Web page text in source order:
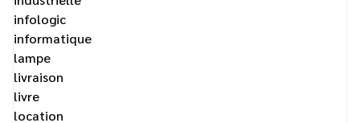
infologic
informatique
lampe
livraison
livre
location